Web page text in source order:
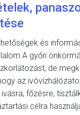
és
A győri
de
az
főzésre,
célra